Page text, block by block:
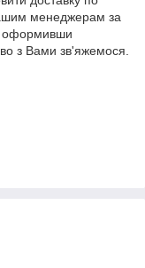
менеджерам за
оформивши
з Вами зв'яжемося.